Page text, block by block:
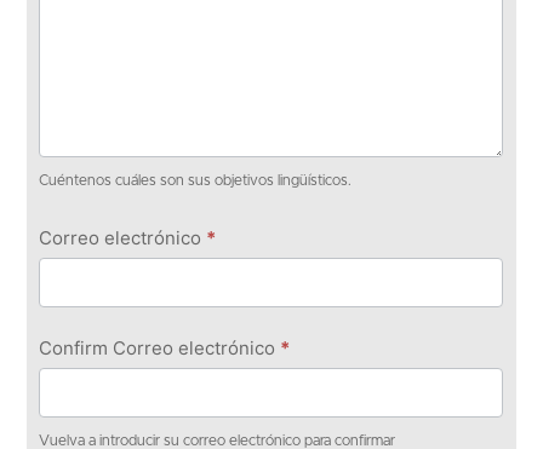
Cuéntenos cuáles son sus objetivos lingüísticos.
Correo electrónico *
Confirm Correo electrónico *
Vuelva a introducir su correo electrónico para confirmar